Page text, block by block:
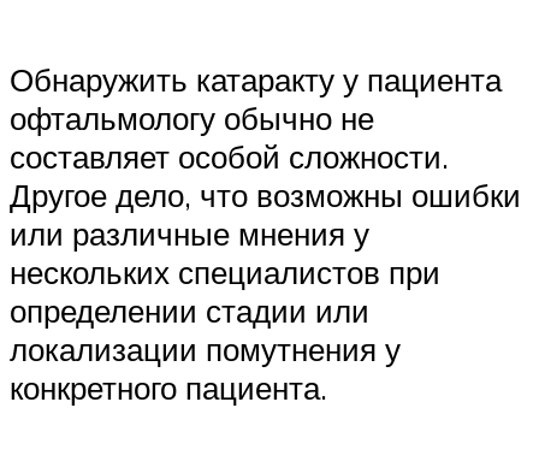
Обнаружить катаракту у пациента
офтальмологу обычно не
составляет особой сложности.
Другое дело, что возможны ошибки
или различные мнения у
нескольких специалистов при
определении стадии или
локализации помутнения у
конкретного пациента.